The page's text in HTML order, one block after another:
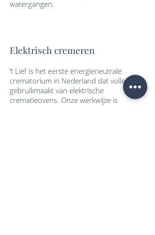
watergangen.
Elektrisch cremeren
‘t Lief is het eerste energieneutrale
crematorium in Nederland dat volledig
gebruikmaakt van elektrische
crematieovens. Onze werkwijze is